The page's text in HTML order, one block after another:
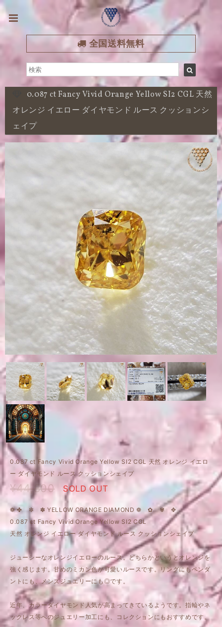
全国送料無料
0.087 ct Fancy Vivid Orange Yellow SI2 CGL 天然
オレンジ イエロー ダイヤモンド ルース クッションシ
ェイプ
0.087 ct Fancy Vivid Orange Yellow SI2 CGL 天然 オレンジ イエロ
ー ダイヤモンド ルース クッションシェイプ
¥44,800 SOLD OUT
❁ ✤ ✼ ✽ YELLOW ORANGE DIAMOND ❁ ✿ ✾ ✥
0.087 ct Fancy Vivid Orange Yellow SI2 CGL
天然 オレンジ イエロー ダイヤモンド ルース クッションシェイプ
ジューシーなオレンジイエローのルース。どちらかというとオレンジを
強く感じます。甘めのミカン色が可愛いルースです。リングにもペンダ
ントにも、メンズジュエリーにも◎です。
近年、カラーダイヤモンド人気が高まってきているようです。指輪やネ
ックレス等へのジュエリー加工にも、コレクションにもおすすめです。